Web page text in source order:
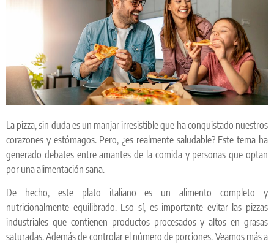
La pizza, sin duda es un manjar irresistible que ha conquistado nuestros
corazones y estómagos. Pero, ¿es realmente saludable? Este tema ha
generado debates entre amantes de la comida y personas que optan
por una alimentación sana.
De hecho, este plato italiano es un alimento completo y
nutricionalmente equilibrado. Eso sí, es importante evitar las pizzas
industriales que contienen productos procesados y altos en grasas
saturadas. Además de controlar el número de porciones. Veamos más a